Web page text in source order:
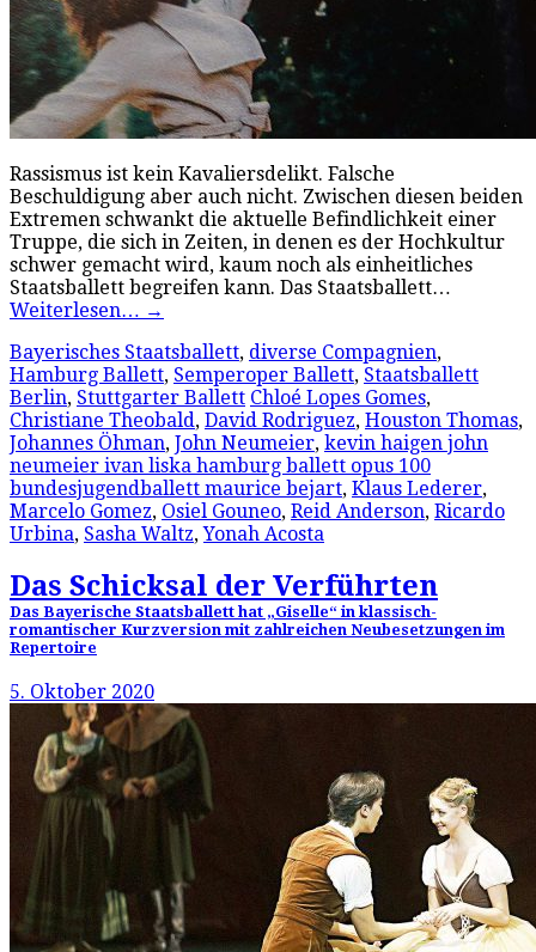
Rassismus ist kein Kavaliersdelikt. Falsche
Beschuldigung aber auch nicht. Zwischen diesen beiden
Extremen schwankt die aktuelle Befindlichkeit einer
Truppe, die sich in Zeiten, in denen es der Hochkultur
schwer gemacht wird, kaum noch als einheitliches
Staatsballett begreifen kann. Das Staatsballett…
Weiterlesen… →
Bayerisches Staatsballett, diverse Compagnien,
Hamburg Ballett, Semperoper Ballett, Staatsballett
Berlin, Stuttgarter Ballett Chloé Lopes Gomes,
Christiane Theobald, David Rodriguez, Houston Thomas,
Johannes Öhman, John Neumeier, kevin haigen john
neumeier ivan liska hamburg ballett opus 100
bundesjugendballett maurice bejart, Klaus Lederer,
Marcelo Gomez, Osiel Gouneo, Reid Anderson, Ricardo
Urbina, Sasha Waltz,Yonah Acosta
Das Schicksal der Verführten
Das Bayerische Staatsballett hat „Giselle“ in klassisch-
romantischer Kurzversion mit zahlreichen Neubesetzungen im
Repertoire
5. Oktober 2020